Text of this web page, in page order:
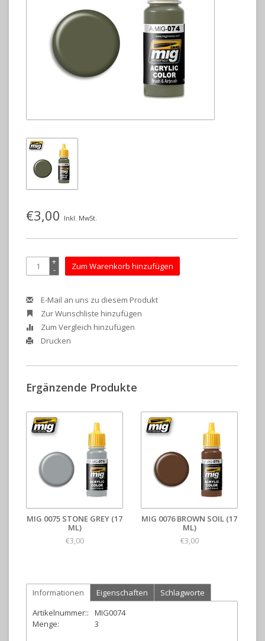
€3,00 Inkl. MwSt.
+
- Zum Warenkorb hinzufügen
E-Mail an uns zu diesem Produkt
Zur Wunschliste hinzufügen
Zum Vergleich hinzufügen
Drucken
Ergänzende Produkte
MIG 0075 STONE GREY (17
ML)
€3,00
MIG 0076 BROWN SOIL (17
ML)
€3,00
Informationen Eigenschaften
Schlagworte
Artikelnummer::
MIG0074
Menge:
3